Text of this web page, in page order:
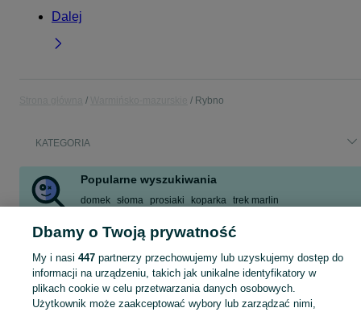
Dalej
Rybno
KATEGORIA
Popularne wyszukiwania
domek słoma prosiaki koparka trek marlin
Skorzystaj z największego serwisu ogłoszeniowego - Rybno i okolice! Kupuj to, czego pragniesz i sprzedawaj to, czego już nie potrzebujesz!
Dbamy o Twoją prywatność
My i nasi 447partnerzy przechowujemy lub uzyskujemy dostęp do
informacji na urządzeniu, takich jak unikalne identyfikatory w
plikach cookie w celu przetwarzania danych osobowych.
Użytkownik może zaakceptować wybory lub zarządzać nimi,